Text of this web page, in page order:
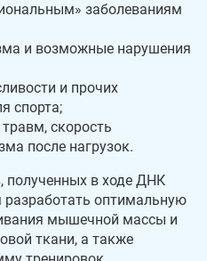
заболеваниям
и возможные нарушения
и прочих
спорта;
скорость
после нагрузок.
полученных в ходе ДНК
оптимальную
мышечной массы и
ткани, а также